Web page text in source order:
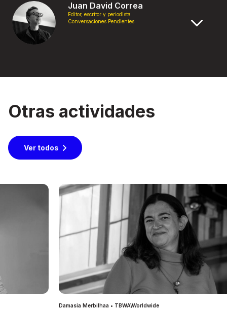
Juan David Correa
Editor, escritor y periodista
Conversaciones Pendientes
Otras actividades
Ver todos
Damasia Merbilhaa • TBWA\Worldwide